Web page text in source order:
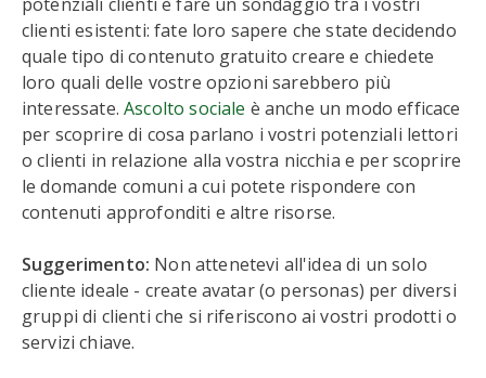
clienti esistenti: fate loro sapere che state decidendo
quale tipo di contenuto gratuito creare e chiedete
loro quali delle vostre opzioni sarebbero più
interessate.Ascolto sociale è anche un modo efficace
per scoprire di cosa parlano i vostri potenziali lettori
o clienti in relazione alla vostra nicchia e per scoprire
le domande comuni a cui potete rispondere con
contenuti approfonditi e altre risorse.
Suggerimento: Non attenetevi all'idea di un solo
cliente ideale - create avatar (o personas) per diversi
gruppi di clienti che si riferiscono ai vostri prodotti o
servizi chiave.